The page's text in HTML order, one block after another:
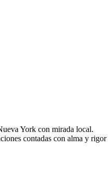
York con mirada local.
contadas con alma y rigor